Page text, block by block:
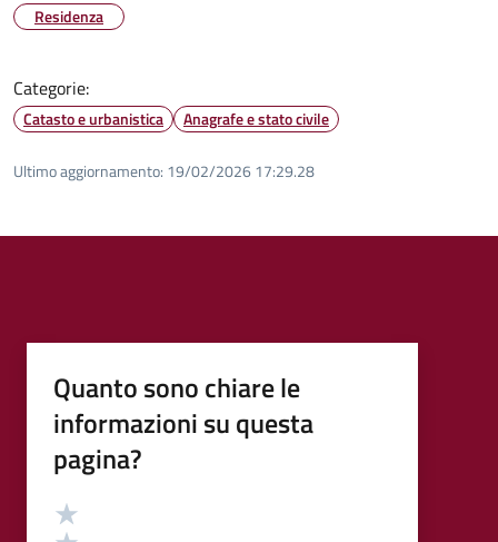
Residenza
Categorie:
Catasto e urbanistica Anagrafe e stato civile
Ultimo aggiornamento: 19/02/2026 17:29.28
Quanto sono chiare le
informazioni su questa
pagina?
Valutazione